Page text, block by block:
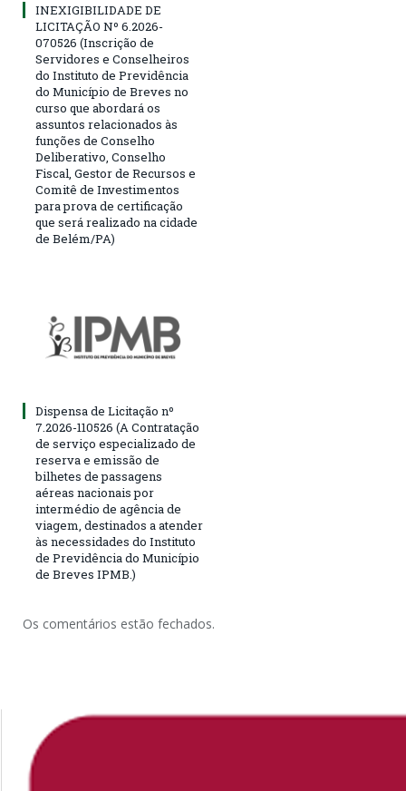
INEXIGIBILIDADE DE
LICITAÇÃO Nº 6.2026-
070526 (Inscrição de
Servidores e Conselheiros
do Instituto de Previdência
do Município de Breves no
curso que abordará os
assuntos relacionados às
funções de Conselho
Deliberativo, Conselho
Fiscal, Gestor de Recursos e
Comitê de Investimentos
para prova de certificação
que será realizado na cidade
de Belém/PA)
Dispensa de Licitação nº
7.2026-110526 (A Contratação
de serviço especializado de
reserva e emissão de
bilhetes de passagens
aéreas nacionais por
intermédio de agência de
viagem, destinados a atender
às necessidades do Instituto
de Previdência do Município
de Breves IPMB.)
Os comentários estão fechados.